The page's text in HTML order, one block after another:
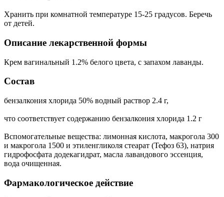
Хранить при комнатной температуре 15-25 градусов. Беречь
от детей.
Описание лекарственной формы
Крем вагинальный 1.2% белого цвета, с запахом лаванды.
Состав
бензалкония хлорида 50% водный раствор 2.4 г,
что соответствует содержанию бензалкония хлорида 1.2 г
Вспомогательные вещества: лимонная кислота, макрогола 300
и макрогола 1500 и этиленгликоля стеарат (Тефоз 63), натрия
гидрофосфата додекагидрат, масла лавандового эссенция,
вода очищенная.
Фармакологическое действие